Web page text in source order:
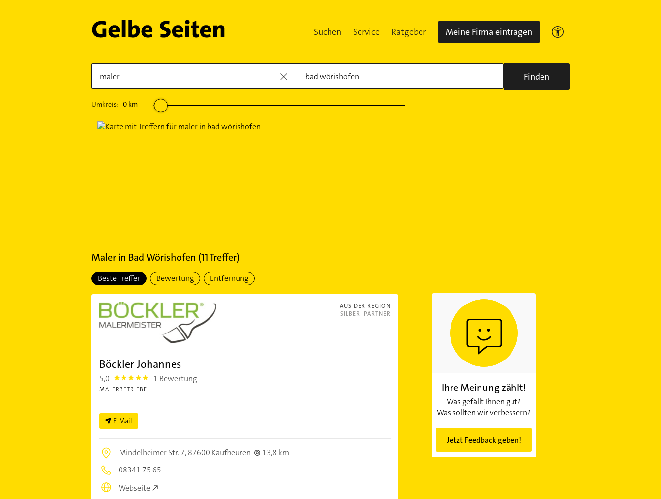
Suchen Service Ratgeber Meine Firma eintragen
Finden
Umkreis: 0km
Malerin Bad Wörishofen (11Treffer)
Beste Treffer Bewertung Entfernung
AUS DER REGION
SILBER- PARTNER
Böckler Johannes
5,0 5.0 1 Bewertung
MALERBETRIEBE
E-Mail
Mindelheimer Str. 7,87600 Kaufbeuren
13,8 km
08341 75 65
Webseite
Ihre Meinung zählt!
Was gefällt Ihnen gut?
Was sollten wir verbessern?
Jetzt Feedback geben!